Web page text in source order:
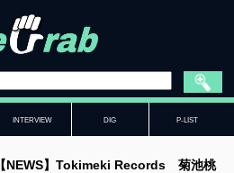
INTERVIEW DIG P-LIST
【NEWS】Tokimeki Records 菊池桃